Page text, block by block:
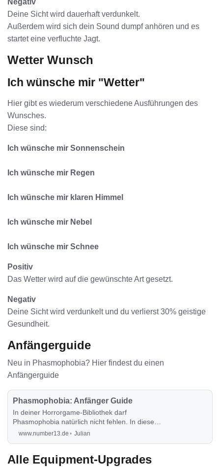
Deine Sicht wird dauerhaft verdunkelt.
Außerdem wird sich dein Sound dumpf anhören und es
startet eine verfluchte Jagt.
Wetter Wunsch
Ich wünsche mir "Wetter"
Hier gibt es wiederum verschiedene Ausführungen des
Wunsches.
Diese sind:
Ich wünsche mir Sonnenschein
Ich wünsche mir Regen
Ich wünsche mir klaren Himmel
Ich wünsche mir Nebel
Ich wünsche mir Schnee
Positiv
Das Wetter wird auf die gewünschte Art gesetzt.
Negativ
Deine Sicht wird verdunkelt und du verlierst 30% geistige
Gesundheit.
Anfängerguide
Neu in Phasmophobia? Hier findest du einen
Anfängerguide
Phasmophobia: Anfänger Guide
In deiner Horrorgame-Bibliothek darf
Phasmophobia natürlich nicht fehlen. In diesem
Guide erklären wir dir alles, was du für einen
www.number13.de Julian
Alle Equipment-Upgrades